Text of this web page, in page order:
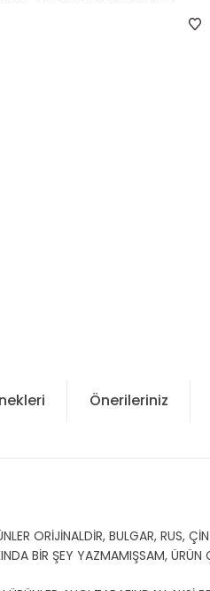
Önerileriniz
ORİJİNALDİR, BULGAR, RUS,
BİR ŞEY YAZMAMIŞSAM,